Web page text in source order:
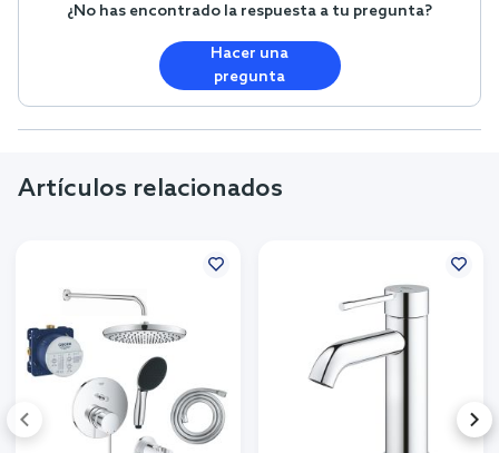
¿No has encontrado la respuesta a tu pregunta?
Hacer una
pregunta
Artículos relacionados